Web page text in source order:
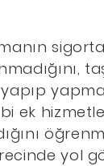
ek
yol